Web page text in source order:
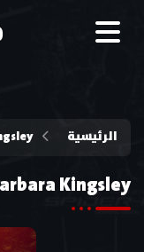
الرئيسية
Kingsley